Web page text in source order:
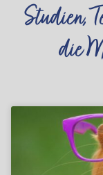
Studien,
die